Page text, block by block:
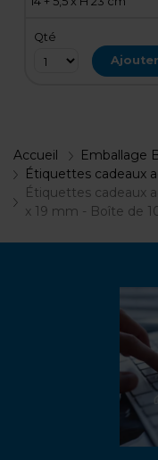
Qté
Accueil Emballage
Étiquettes cadeaux
Étiquettes cadeaux
x 19 mm - Boîte de